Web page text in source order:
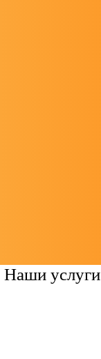
Наши услуги